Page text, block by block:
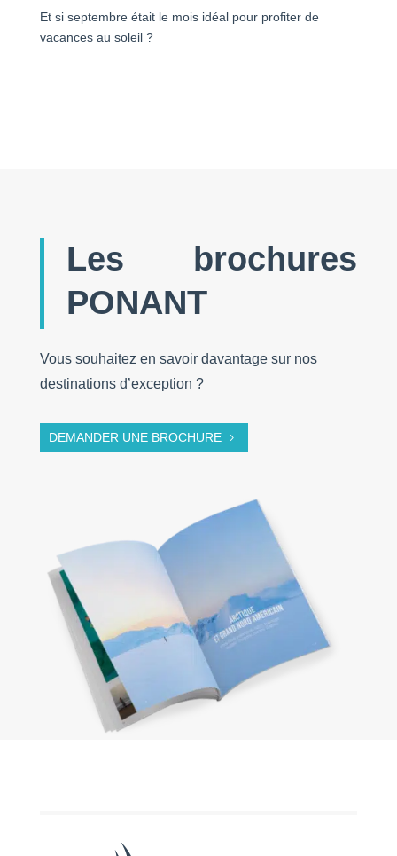
Et si septembre était le mois idéal pour profiter de
vacances au soleil ?
Les brochures
PONANT
Vous souhaitez en savoir davantage sur nos
destinations d’exception ?
DEMANDER UNE BROCHURE